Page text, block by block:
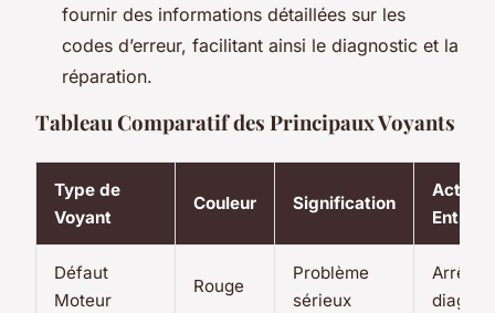
fournir des informations détaillées sur les
codes d’erreur, facilitant ainsi le diagnostic et la
réparation.
Tableau Comparatif des Principaux Voyants
Type de
Voyant
Couleur Signification
Action
Défaut
Moteur
Rouge
Problème
sérieux
Arrêter